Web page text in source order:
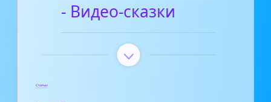
- Видео-сказки
Статьи